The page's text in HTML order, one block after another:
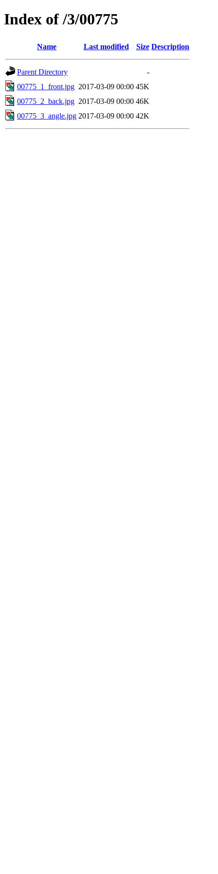
Index of /3/00775
Name Last modified Size Description
Parent Directory
-
00775_1_front.jpg 2017-03-09 00:00 45K
00775_2_back.jpg 2017-03-09 00:00 46K
00775_3_angle.jpg 2017-03-09 00:00 42K